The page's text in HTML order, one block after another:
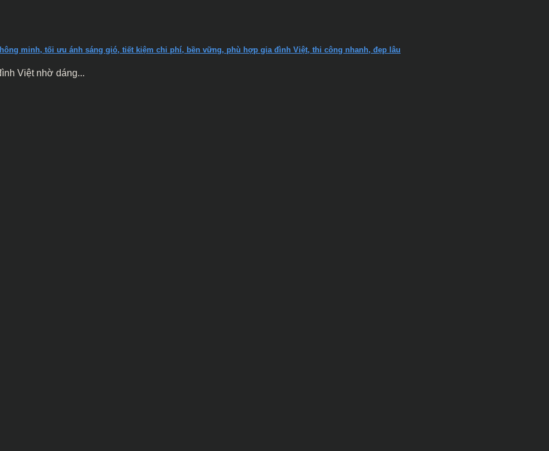
minh, tối ưu ánh sáng gió, tiết kiệm chi phí, bền vững, phù hợp gia đình Việt, thi công nhanh, đẹp lâu
Việt nhờ dáng...